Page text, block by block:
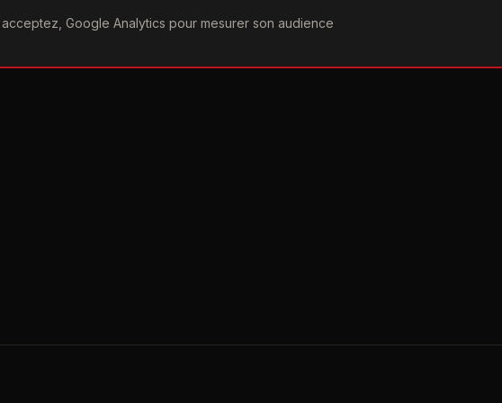
Google Analytics pour mesurer son audience
CONCERTS DISCOGRAPHIEPAROLESVIDÉOGRAPHIEFORUMS